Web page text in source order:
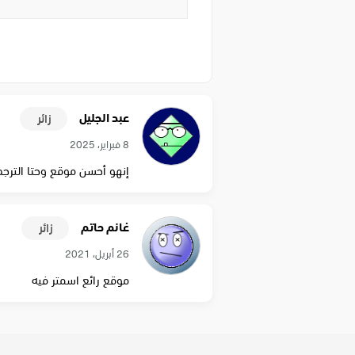
عبد الجليل زائر
8 فبراير، 2025
إنهو أحسن موقع وحتا
غانم حاتم زائر
26 أبريل، 2021
موقع رائع اسمتر فيه